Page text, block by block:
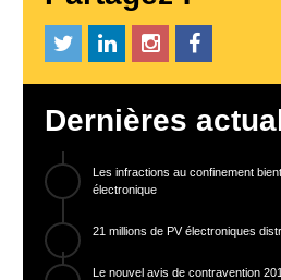
Dernières
Les infractions au confinement
électronique
21 millions de PV électroniques
Le nouvel avis de contravention